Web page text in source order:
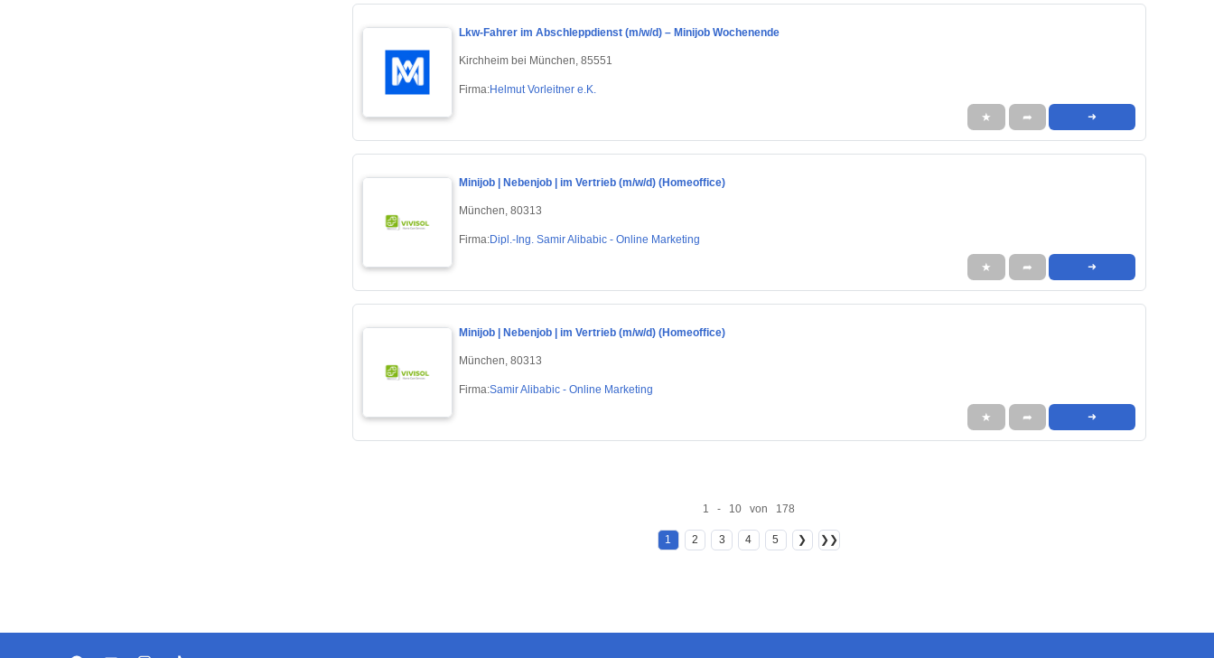
Lkw-Fahrer im Abschleppdienst (m/w/d) – Minijob Wochenende
Kirchheim bei München, 85551
Firma:Helmut Vorleitner e.K.
★ ➦ ➜
Minijob | Nebenjob | im Vertrieb (m/w/d) (Homeoffice)
München, 80313
Firma:Dipl.-Ing. Samir Alibabic - Online Marketing
★ ➦ ➜
Minijob | Nebenjob | im Vertrieb (m/w/d) (Homeoffice)
München, 80313
Firma:Samir Alibabic - Online Marketing
★ ➦ ➜
1 - 10 von 178
1 2 3 4 5 ❯ ❯❯